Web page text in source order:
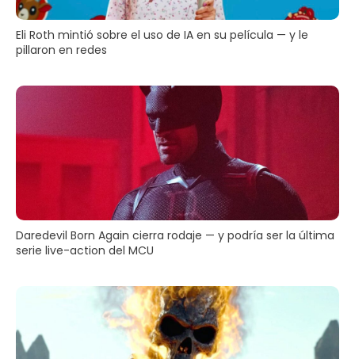
Eli Roth mintió sobre el uso de IA en su película — y le
pillaron en redes
Daredevil Born Again cierra rodaje — y podría ser la última
serie live-action del MCU